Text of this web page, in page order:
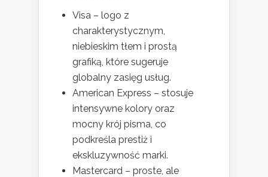
Visa – logo z
charakterystycznym,
niebieskim tłem i prostą
grafiką, które sugeruje
globalny zasięg usług.
American Express – stosuje
intensywne kolory oraz
mocny krój pisma, co
podkreśla prestiż i
ekskluzywność marki.
Mastercard – proste, ale